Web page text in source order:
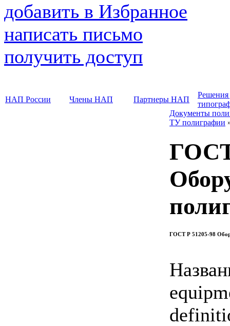
добавить в Избранное
написать письмо
получить доступ
НАП России Члены НАП Партнеры НАП
Решения
Документы
ТУ полиграфии
ГОСТ
ГОСТ Р 51205-98